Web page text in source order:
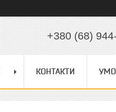
+380 (68)
КОНТАКТИ